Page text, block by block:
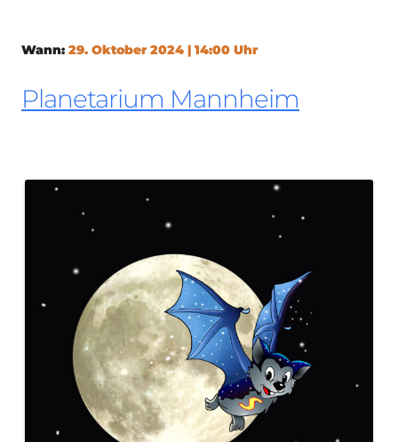
Wann: 29. Oktober 2024 | 14:00 Uhr
Planetarium Mannheim